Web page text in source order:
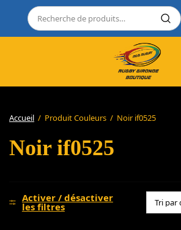
Accueil / Produit Couleurs / Noir if0525
Noir if0525
Activer / désactiver
les filtres